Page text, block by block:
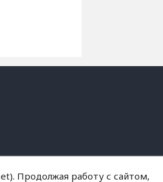
Продолжая работу с сайтом,